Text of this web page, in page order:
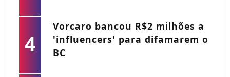
4
Vorcaro bancou R$2 milhões a
'influencers' para difamarem o
BC